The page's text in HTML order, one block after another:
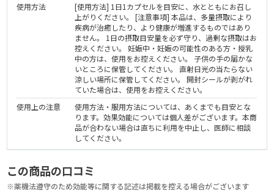
使用方法
[使用方法] 1日1カプセルを目安に、水とともにお召し
上がりください。 [注意事項] 本品は、多量摂取により
疾病が治癒したり、より健康が増進するものではあり
ません。 1日の摂取目安量を必ず守り、過剰な摂取はお
控えください。 妊娠中・妊娠の可能性のある方・授乳
中の方は、使用をお控えください。 子供の手の届かな
いところに保管してください。 直射日光の当たらない
涼しい場所に保管してください。 開封シールが剥がれ
ていた場合は、使用をお控えください。
使用上の注意
使用方法・服用方法については、あくまでも目安とな
ります。効果効能については個人差がございます。本商
品が合わない場合は直ちに利用を中止し、医師に相談
してください。
この商品の口コミ
※薬機法遵守のため効能等に関する記述は掲載を控える場合がございます